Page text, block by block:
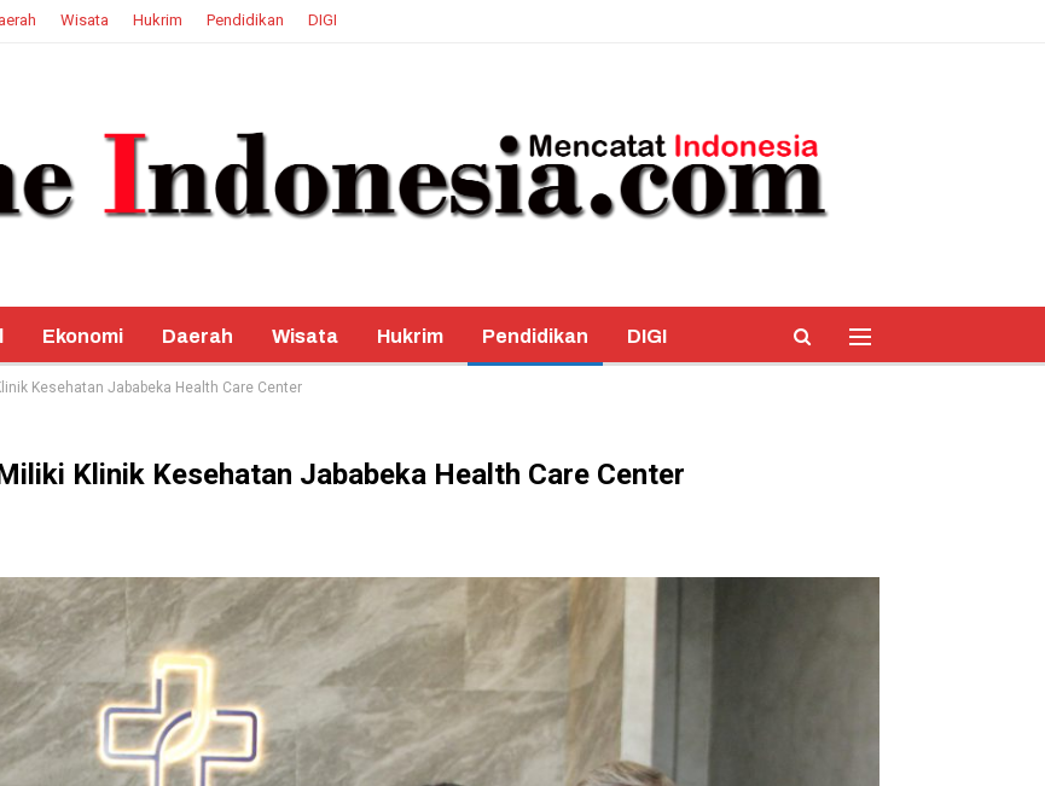
Wisata Hukrim Pendidikan DIGI
Ekonomi Daerah Wisata Hukrim Pendidikan DIGI
Kesehatan Jababeka Health Care Center
Klinik Kesehatan Jababeka Health Care Center